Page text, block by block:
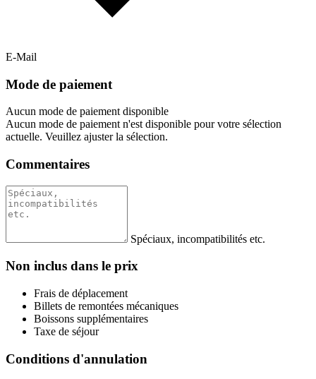
E-Mail
Mode de paiement
Aucun mode de paiement disponible
Aucun mode de paiement n'est disponible pour votre sélection
actuelle. Veuillez ajuster la sélection.
Commentaires
Spéciaux, incompatibilités etc.
Non inclus dans le prix
Frais de déplacement
Billets de remontées mécaniques
Boissons supplémentaires
Taxe de séjour
Conditions d'annulation